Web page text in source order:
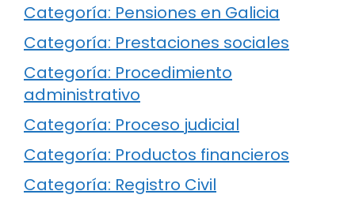
Categoría: Pensiones en Galicia
Categoría: Prestaciones sociales
Categoría: Procedimiento
administrativo
Categoría: Proceso judicial
Categoría: Productos financieros
Categoría: Registro Civil